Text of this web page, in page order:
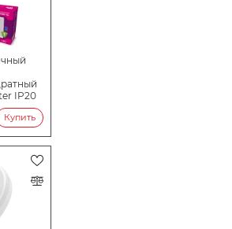
IP20
Купить